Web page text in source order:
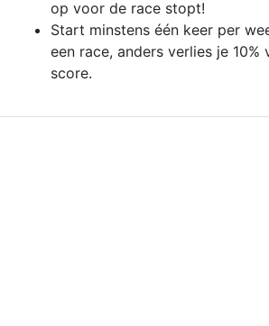
op voor de race stopt!
Start minstens één keer per
een race, anders verlies je 10%
score.